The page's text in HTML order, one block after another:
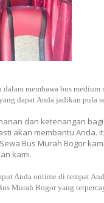
membawa bus medium
dapat Anda jadikan pula
dan ketenangan
akan membantu Anda.
Bus Murah Bogor
kami.
Anda ontime di tempat
Murah Bogor yang